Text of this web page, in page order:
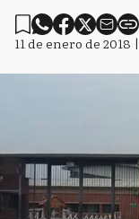
11 de enero de 2018